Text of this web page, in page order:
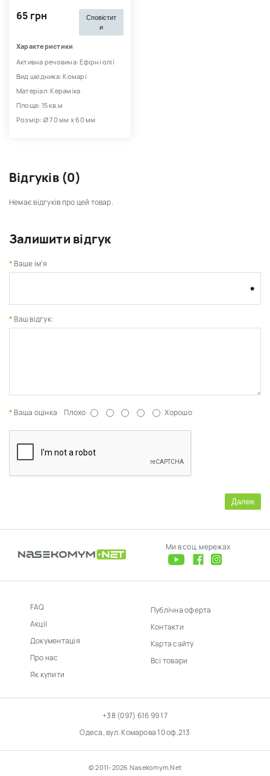
65 грн
Сповістит
и
Характеристики
Активна речовина: Ефірні олії
Вид шкідника: Комарі
Матеріал: Кераміка
Площа: 15 кв.м
Розмір: Ø 70 мм x 60 мм
Відгуків (0)
Немає відгуків про цей товар.
Залишити відгук
Ваше ім'я
Ваш відгук:
Ваша оцінка Плохо Хорошо
Далее
Ми в соц. мережах
FAQ
Акції
Документація
Про нас
Як купити
Публічна оферта
Контакти
Карта сайту
Всі товари
+38 (097) 616 99 17
Одеса, вул. Комарова 10 оф.213
© 2011-2026 Nasekomym.Net